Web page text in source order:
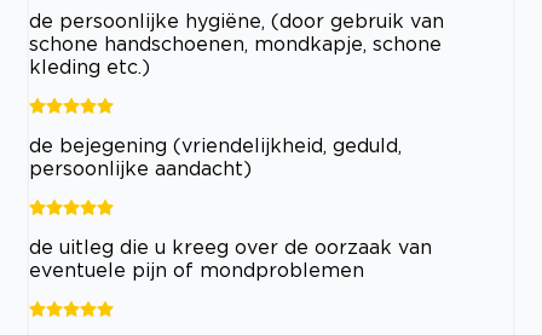
de persoonlijke hygiëne, (door gebruik van
schone handschoenen, mondkapje, schone
kleding etc.)
de bejegening (vriendelijkheid, geduld,
persoonlijke aandacht)
de uitleg die u kreeg over de oorzaak van
eventuele pijn of mondproblemen